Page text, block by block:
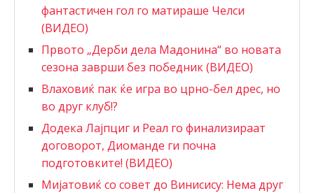
фантастичен гол го матираше Челси
(ВИДЕО)
Првото „Дерби дела Мадонина“ во новата
сезона заврши без победник (ВИДЕО)
Влаховиќ пак ќе игра во црно-бел дрес, но
во друг клуб!?
Додека Лајпциг и Реал го финализираат
договорот, Диоманде ги почна
подготовките! (ВИДЕО)
Мијатовиќ со совет до Винисису: Нема друг